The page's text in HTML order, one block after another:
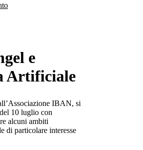
e
Artificiale
IBAN, si
10 luglio con
alcuni ambiti
di particolare interesse